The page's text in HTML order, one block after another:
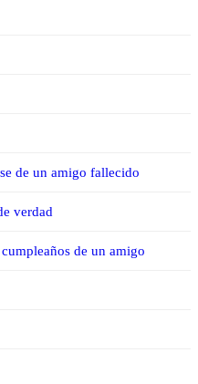
de un amigo fallecido
verdad
de un amigo